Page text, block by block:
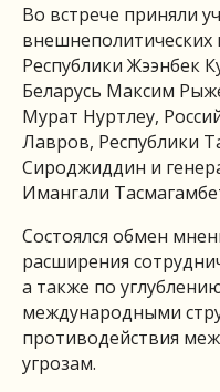
Во встрече приняли
внешнеполитических
Республики Жээнбек
Беларусь Максим
Мурат Нуртлеу,
Лавров, Республики
Сироджиддин и
Имангали
Состоялся обмен
расширения
а также по
международными
противодействия
угрозам.